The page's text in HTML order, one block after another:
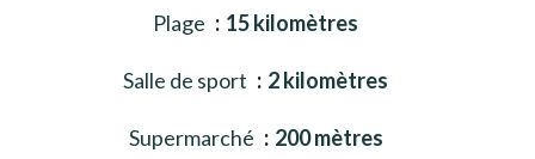
Plage 15 kilomètres
Salle de sport 2 kilomètres
Supermarché 200 mètres